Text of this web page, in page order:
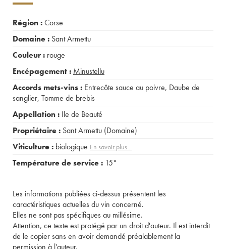
Région :Corse
Domaine : Sant Armettu
Couleur : rouge
Encépagement : Minustellu
Accords mets-vins : Entrecôte sauce au poivre, Daube de
sanglier, Tomme de brebis
Appellation : Ile de Beauté
Propriétaire : Sant Armettu (Domaine)
Viticulture : biologique En savoir plus...
Température de service : 15°
Les informations publiées ci-dessus présentent les
caractéristiques actuelles du vin concerné.
Elles ne sont pas spécifiques au millésime.
Attention, ce texte est protégé par un droit d'auteur. Il est interdit
de le copier sans en avoir demandé préalablement la
permission à l'auteur.